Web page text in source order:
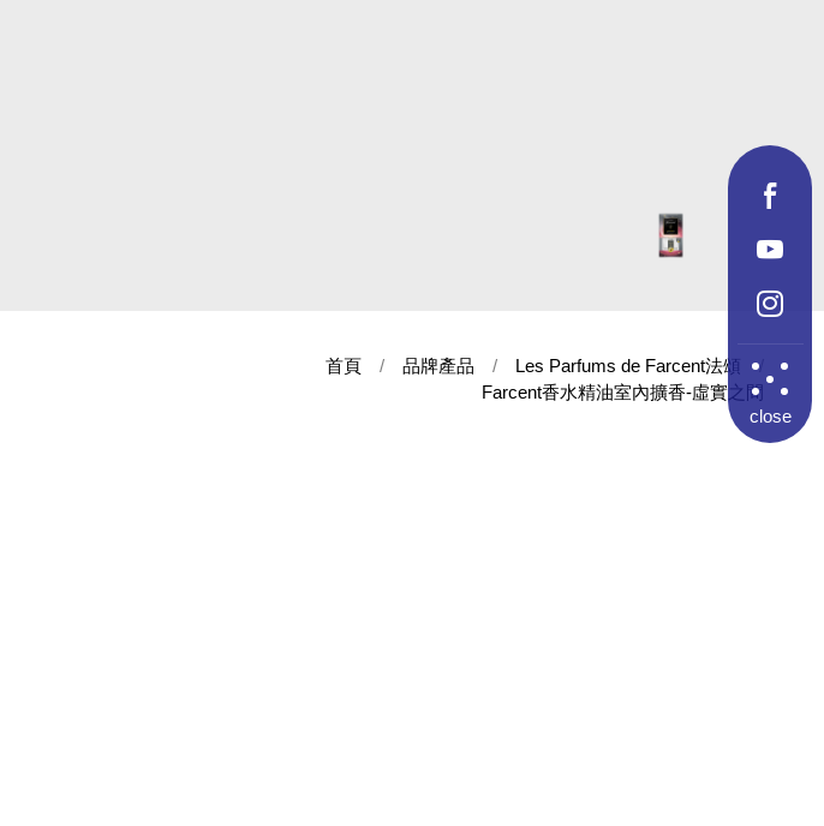
首頁 品牌產品
Les Parfums de Farcent法頌
Farcent香水精油室內擴香-虛實之間
close